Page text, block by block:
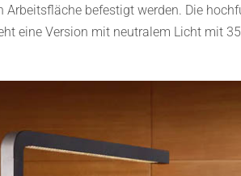
befestigt werden. Die
eine Version mit neutralem Licht mit